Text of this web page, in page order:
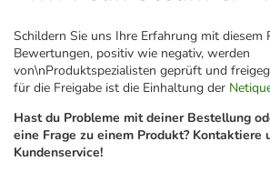
Schildern Sie uns Ihre Erfahrung mit diesem
Bewertungen, positiv wie negativ, werden
von\nProduktspezialisten geprüft und
für die Freigabe ist die Einhaltung der
Hast du Probleme mit deiner Bestellung
eine Frage zu einem Produkt? Kontaktiere
Kundenservice!